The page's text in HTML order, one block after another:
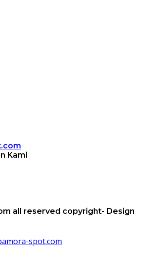
Kami
all reserved copyright- Design
spot.com